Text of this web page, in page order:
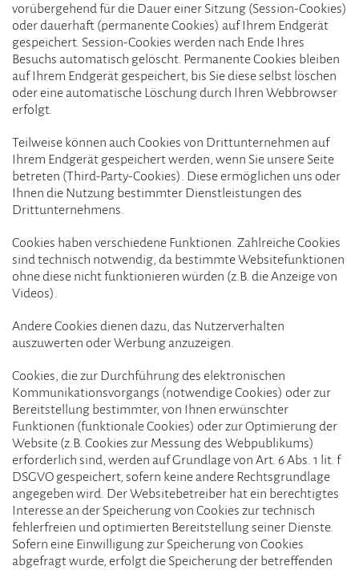
vorübergehend für die Dauer einer Sitzung (Session-Cookies)
oder dauerhaft (permanente Cookies) auf Ihrem Endgerät
gespeichert. Session-Cookies werden nach Ende Ihres
Besuchs automatisch gelöscht. Permanente Cookies bleiben
auf Ihrem Endgerät gespeichert, bis Sie diese selbst löschen
oder eine automatische Löschung durch Ihren Webbrowser
erfolgt.
Teilweise können auch Cookies von Drittunternehmen auf
Ihrem Endgerät gespeichert werden, wenn Sie unsere Seite
betreten (Third-Party-Cookies). Diese ermöglichen uns oder
Ihnen die Nutzung bestimmter Dienstleistungen des
Drittunternehmens.
Cookies haben verschiedene Funktionen. Zahlreiche Cookies
sind technisch notwendig, da bestimmte Websitefunktionen
ohne diese nicht funktionieren würden (z.B. die Anzeige von
Videos).
Andere Cookies dienen dazu, das Nutzerverhalten
auszuwerten oder Werbung anzuzeigen.
Cookies, die zur Durchführung des elektronischen
Kommunikationsvorgangs (notwendige Cookies) oder zur
Bereitstellung bestimmter, von Ihnen erwünschter
Funktionen (funktionale Cookies) oder zur Optimierung der
Website (z.B. Cookies zur Messung des Webpublikums)
erforderlich sind, werden auf Grundlage von Art. 6 Abs. 1 lit. f
DSGVO gespeichert, sofern keine andere Rechtsgrundlage
angegeben wird. Der Websitebetreiber hat ein berechtigtes
Interesse an der Speicherung von Cookies zur technisch
fehlerfreien und optimierten Bereitstellung seiner Dienste.
Sofern eine Einwilligung zur Speicherung von Cookies
abgefragt wurde, erfolgt die Speicherung der betreffenden